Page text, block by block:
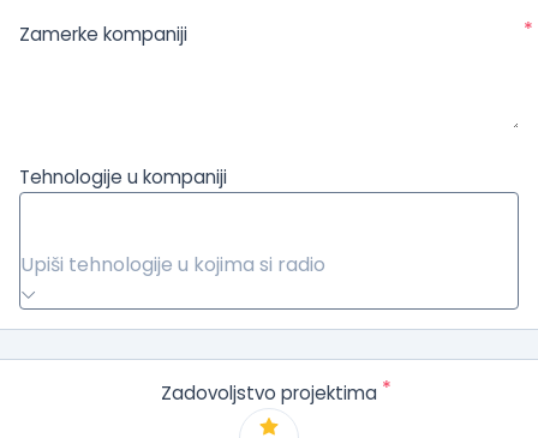
Zamerke kompaniji *
Tehnologije u kompaniji
Upiši tehnologije u kojima si radio
Zadovoljstvo projektima *